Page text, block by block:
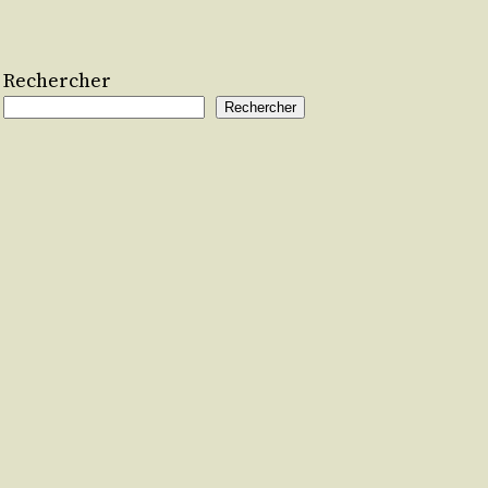
Rechercher
Rechercher